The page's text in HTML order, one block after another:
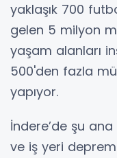
yaklaşık 700
gelen 5 milyon
yaşam alanları
500'den fazla
yapıyor.
İndere’de şu
ve iş yeri